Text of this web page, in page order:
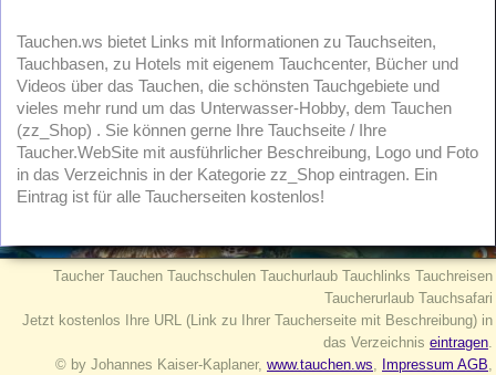
Tauchen.ws bietet Links mit Informationen zu Tauchseiten,
Tauchbasen, zu Hotels mit eigenem Tauchcenter, Bücher und
Videos über das Tauchen, die schönsten Tauchgebiete und
vieles mehr rund um das Unterwasser-Hobby, dem Tauchen
(zz_Shop) . Sie können gerne Ihre Tauchseite / Ihre
Taucher.WebSite mit ausführlicher Beschreibung, Logo und Foto
in das Verzeichnis in der Kategorie zz_Shop eintragen. Ein
Eintrag ist für alle Taucherseiten kostenlos!
Taucher Tauchen Tauchschulen Tauchurlaub Tauchlinks Tauchreisen
Taucherurlaub Tauchsafari
Jetzt kostenlos Ihre URL (Link zu Ihrer Taucherseite mit Beschreibung) in
das Verzeichnis eintragen
© by Johannes Kaiser-Kaplaner, www.tauchen.ws Impressum AGB